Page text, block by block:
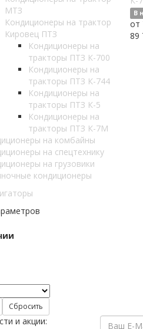
МТЗ
Кондиционеры на трактор
Кировец ПТЗ
Кондиционеры на
тракторы ПТЗ К-700
Кондиционеры на
тракторы ПТЗ К-744
Кондиционеры на
тракторы ПТЗ К-5
Кондиционеры на
тракторы ПТЗ К-7M
на комбайны
на спецтехнику
на грузовики
кондиционеры
В
от
89
и акции: